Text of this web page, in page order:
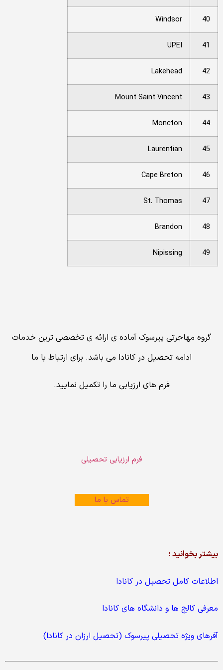
40
Windsor
41
UPEI
42
Lakehead
43
Mount Saint Vincent
44
Moncton
45
Laurentian
46
Cape Breton
47
St. Thomas
48
Brandon
49
Nipissing
گروه مهاجرتی پیرسوک آماده ی ارائه ی تخصصی ترین خدمات
ادامه تحصیل در کانادا می باشد. برای ارتباط با ما
فرم های ارزیابی ما را تکمیل نمایید.
فرم ارزیابی تحصیلی
تماس با ما
بیشتر بخوانید :
اطلاعات کامل تحصیل در کانادا
معرفی کالج ها و دانشگاه های کانادا
آفرهای ویژه تحصیلی پیرسوک (تحصیل ارزان در کانادا)